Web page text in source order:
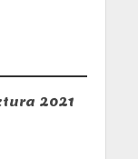
2021